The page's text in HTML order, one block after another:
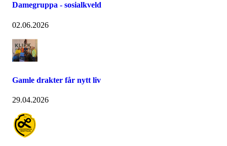
Damegruppa - sosialkveld
02.06.2026
Gamle drakter får nytt liv
29.04.2026